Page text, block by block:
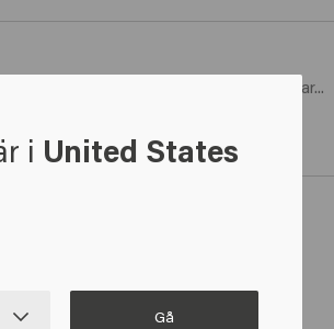
lite vatten i håret. Jag rekommenderar...
i United States
Gå